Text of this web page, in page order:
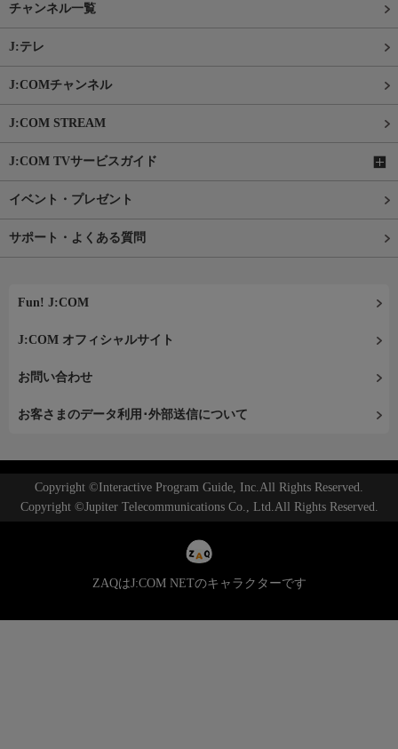
チャンネル一覧
J:テレ
J:COMチャンネル
J:COM STREAM
J:COM TVサービスガイド
イベント・プレゼント
サポート・よくある質問
Fun! J:COM
J:COM オフィシャルサイト
お問い合わせ
お客さまのデータ利用･外部送信について
Copyright ©Interactive Program Guide, Inc.All Rights Reserved.
Copyright ©Jupiter Telecommunications Co., Ltd.All Rights Reserved.
ZAQはJ:COM NETのキャラクターです